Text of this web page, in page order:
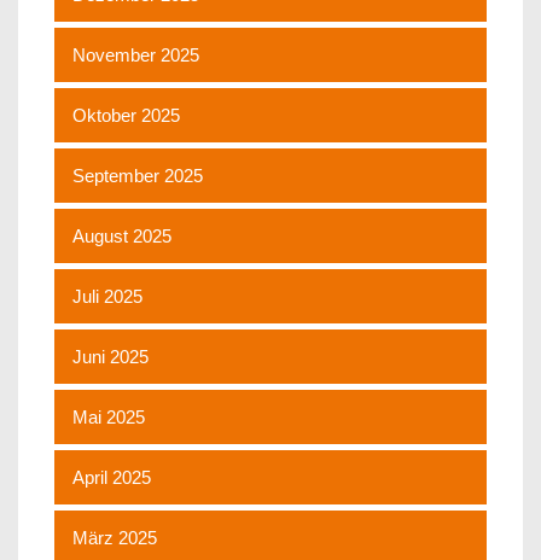
November 2025
Oktober 2025
September 2025
August 2025
Juli 2025
Juni 2025
Mai 2025
April 2025
März 2025